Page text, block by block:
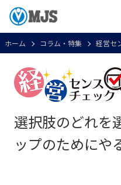
ホーム コラム・特集 経営セ
選択肢のどれ
ップのためにや